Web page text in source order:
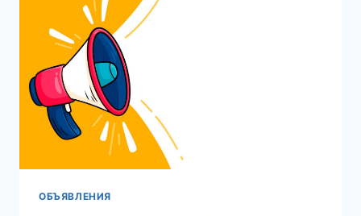
ВРУЧЕНИЯ
ДИПЛОМОВ
ОБРАЗОВАНИИ
ОБЪЯВЛЕНИЯ